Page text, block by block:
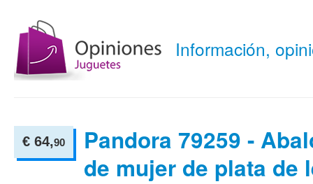
Información,
€ 64,90
Pandora 79259 -
de mujer de plata de